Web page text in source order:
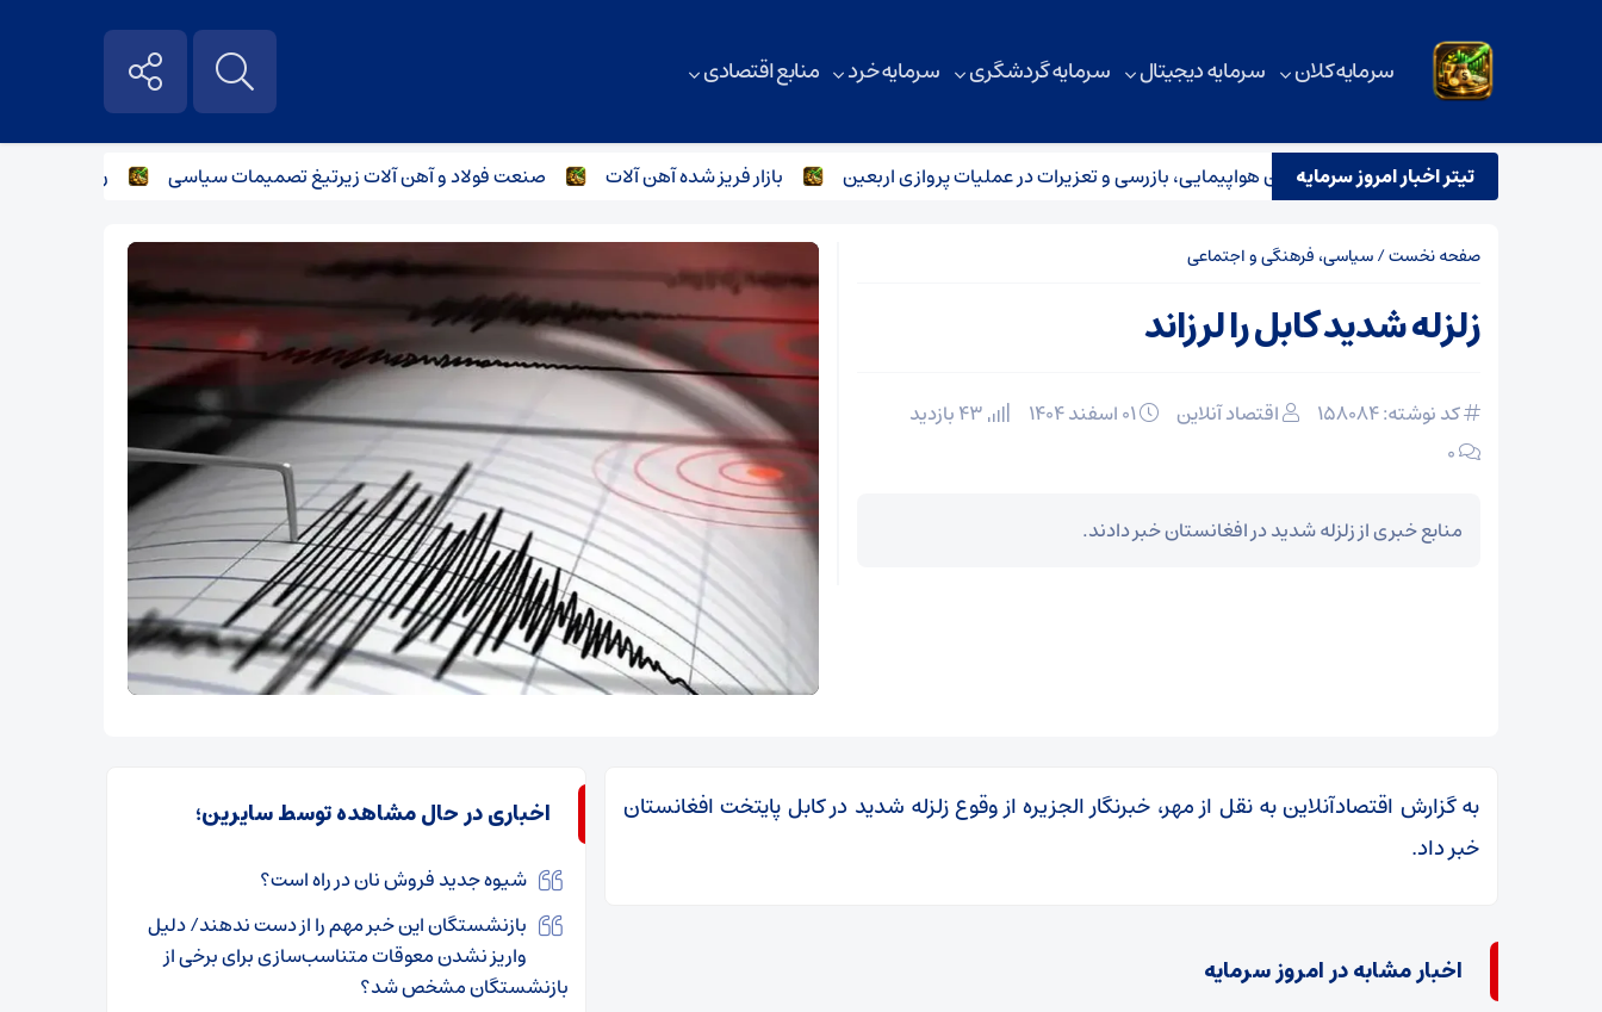
سرمایه کلان سرمایه دیجیتال سرمایه گردشگری سرمایه خرد منابع اقتصادی
تیتر اخبار امروز سرمایه
استقرار تیم مشترک نظارتی سازمان هواپیمایی، بازرسی و تعزیرات در عملیات پروازی اربعین بازار فریز شده آهن آلات صنعت فولاد و آهن آلات زیر‌تیغ تصمیمات سیاسی رگبار پراکنده
صفحه نخست/سیاسی، فرهنگی و اجتماعی
زلزله شدید کابل را لرزاند
کد نوشته: 158084 اقتصاد آنلاین
۰
منابع خبری از زلزله شدید در افغانستان خبر دادند.
به گزارش اقتصادآنلاین به نقل از مهر، خبرنگار الجزیره از وقوع زلزله شدید در کابل پایتخت افغانستان
خبر داد.
اخبار مشابه در امروز سرمایه
اخباری در حال مشاهده توسط سایرین؛
شیوه جدید فروش نان در راه است؟
بازنشستگان این خبر مهم را از دست ندهند/ دلیل
واریز نشدن معوقات متناسب‌سازی برای برخی از
بازنشستگان مشخص شد؟